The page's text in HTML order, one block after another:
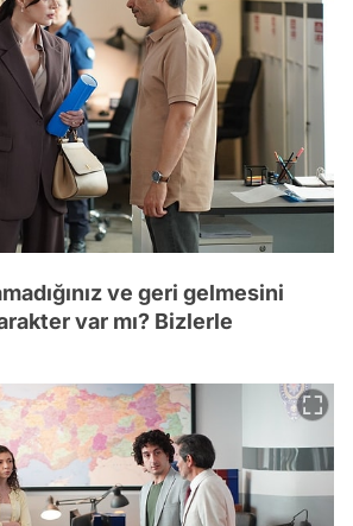
ve geri gelmesini
var mı? Bizlerle